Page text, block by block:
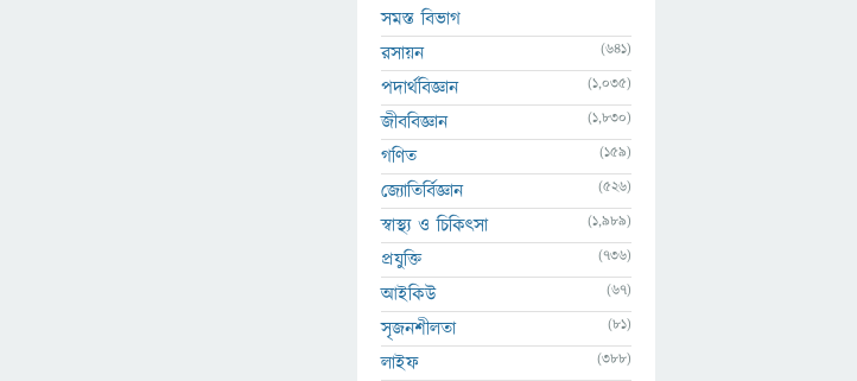
সমস্ত বিভাগ
রসায়ন
(641)
পদার্থবিজ্ঞান (1,035)
জীববিজ্ঞান (1,830)
গণিত (159)
জ্যোতির্বিজ্ঞান (526)
স্বাস্থ্য ও চিকিৎসা (1,989)
প্রযুক্তি (736)
আইকিউ (67)
সৃজনশীলতা (81)
লাইফ (388)